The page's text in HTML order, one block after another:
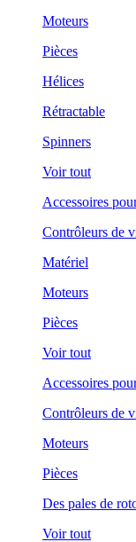
Moteurs
Pièces
Hélices
Rétractable
Spinners
Voir tout
Accessoires
Contrôleurs de
Matériel
Moteurs
Pièces
Voir tout
Accessoires
Contrôleurs de
Moteurs
Pièces
Des pales de
Voir tout